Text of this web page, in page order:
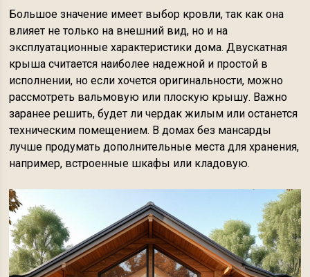
Большое значение имеет выбор кровли, так как она
влияет не только на внешний вид, но и на
эксплуатационные характеристики дома. Двускатная
крыша считается наиболее надежной и простой в
исполнении, но если хочется оригинальности, можно
рассмотреть вальмовую или плоскую крышу. Важно
заранее решить, будет ли чердак жилым или останется
техническим помещением. В домах без мансарды
лучше продумать дополнительные места для хранения,
например, встроенные шкафы или кладовую.